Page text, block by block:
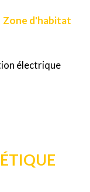
Zone d'habitat
électrique